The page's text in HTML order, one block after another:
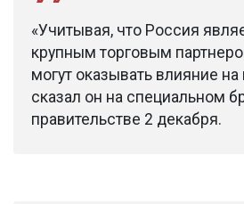
«Учитывая, что Россия
крупным торговым
могут оказывать влияние на
сказал он на специальном
правительстве 2 декабря.